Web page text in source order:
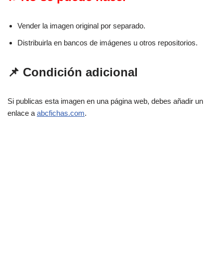
Vender la imagen original por separado.
Distribuirla en bancos de imágenes u otros repositorios.
📌 Condición adicional
Si publicas esta imagen en una página web, debes añadir un
enlace a abcfichas.com.